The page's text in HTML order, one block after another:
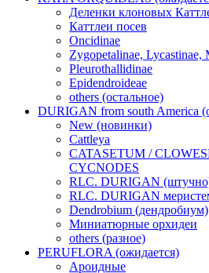
Деленки клоновых
Каттлеи посев
Oncidinae
Zygopetalinae, Lycastinae,
Pleurothallidinae
Epidendroideae
others (остальное)
DURIGAN from south America
New (новинки)
Cattleya
CATASETUM /
CYCNODES
RLC. DURIGAN
RLC. DURIGAN
Dendrobium (дендробиум)
Миниатюрные орхидеи
others (разное)
PERUFLORA (ожидается)
Ароидные